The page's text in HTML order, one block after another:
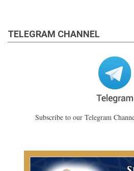
TELEGRAM CHANNEL
Subscribe to our Telegram